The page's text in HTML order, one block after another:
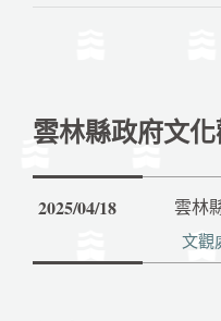
雲林縣政府文
2025/04/18
文觀